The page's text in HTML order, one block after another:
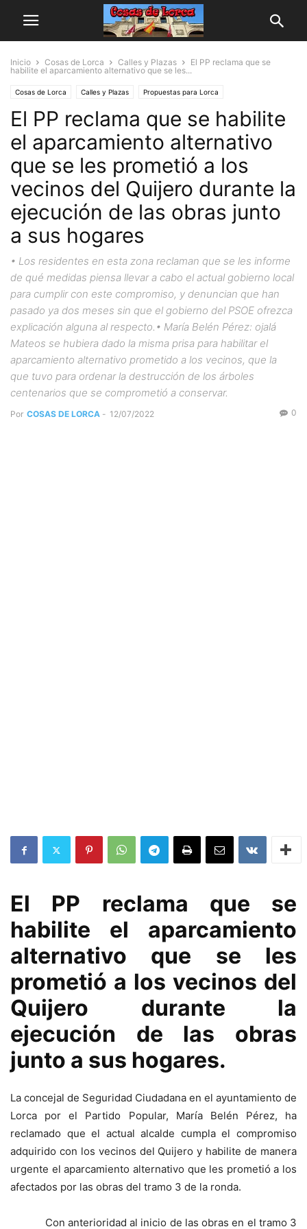
Inicio Cosas de Lorca Calles y Plazas
El PP reclama que se
habilite el aparcamiento alternativo que se les...
Cosas de Lorca Calles y Plazas Propuestas para Lorca
El PP reclama que se habilite
el aparcamiento alternativo
que se les prometió a los
vecinos del Quijero durante la
ejecución de las obras junto
a sus hogares
• Los residentes en esta zona reclaman que se les informe
de qué medidas piensa llevar a cabo el actual gobierno local
para cumplir con este compromiso, y denuncian que han
pasado ya dos meses sin que el gobierno del PSOE ofrezca
explicación alguna al respecto.• María Belén Pérez: ojalá
Mateos se hubiera dado la misma prisa para habilitar el
aparcamiento alternativo prometido a los vecinos, que la
que tuvo para ordenar la destrucción de los árboles
centenarios que se comprometió a conservar.
Por COSAS DE LORCA - 12/07/2022 0
El PP reclama que se
habilite el aparcamiento
alternativo que se les
prometió a los vecinos del
Quijero durante la
ejecución de las obras
junto a sus hogares.
La concejal de Seguridad Ciudadana en el ayuntamiento de
Lorca por el Partido Popular, María Belén Pérez, ha
reclamado que el actual alcalde cumpla el compromiso
adquirido con los vecinos del Quijero y habilite de manera
urgente el aparcamiento alternativo que les prometió a los
afectados por las obras del tramo 3 de la ronda.
Con anterioridad al inicio de las obras en el tramo 3